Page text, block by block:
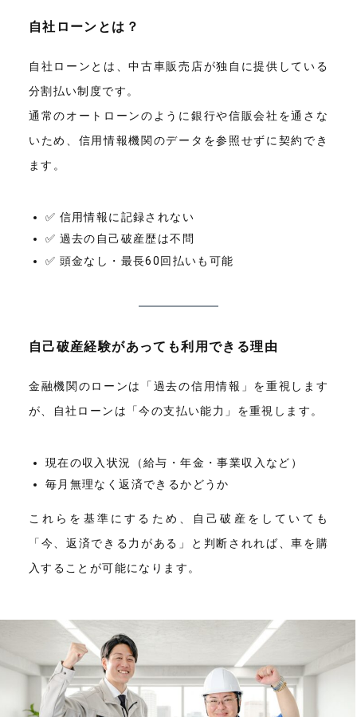
自社ローンとは？
自社ローンとは、中古車販売店が独自に提供している
分割払い制度です。
通常のオートローンのように銀行や信販会社を通さな
いため、信用情報機関のデータを参照せずに契約でき
ます。
✅ 信用情報に記録されない
✅ 過去の自己破産歴は不問
✅ 頭金なし・最長60回払いも可能
自己破産経験があっても利用できる理由
金融機関のローンは「過去の信用情報」を重視します
が、自社ローンは「今の支払い能力」を重視します。
現在の収入状況（給与・年金・事業収入など）
毎月無理なく返済できるかどうか
これらを基準にするため、自己破産をしていても
「今、返済できる力がある」と判断されれば、車を購
入することが可能になります。